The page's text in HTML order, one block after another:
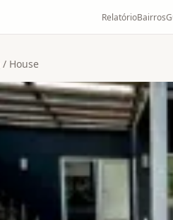
RelatórioBairros
/ House